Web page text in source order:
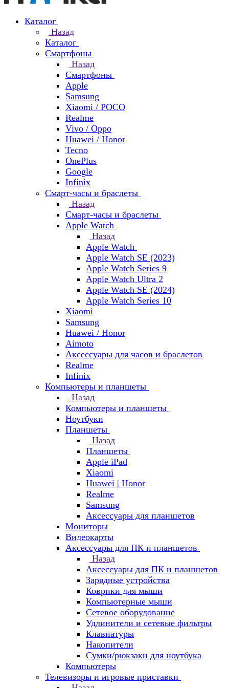
Каталог
Назад
Каталог
Смартфоны
Назад
Смартфоны
Apple
Samsung
Xiaomi / POCO
Realme
Vivo / Oppo
Huawei / Honor
Tecno
OnePlus
Google
Infinix
Смарт-часы и браслеты
Назад
Смарт-часы и браслеты
Apple Watch
Назад
Apple Watch
Apple Watch SE (2023)
Apple Watch Series 9
Apple Watch Ultra 2
Apple Watch SE (2024)
Apple Watch Series 10
Xiaomi
Samsung
Huawei / Honor
Aimoto
Аксессуары для часов и браслетов
Realme
Infinix
Компьютеры и планшеты
Назад
Компьютеры и планшеты
Ноутбуки
Планшеты
Назад
Планшеты
Apple iPad
Xiaomi
Huawei | Honor
Realme
Samsung
Аксессуары для планшетов
Мониторы
Видеокарты
Аксессуары для ПК и планшетов
Назад
Аксессуары для ПК и планшетов
Зарядные устройства
Коврики для мыши
Компьютерные мыши
Сетевое оборудование
Удлинители и сетевые фильтры
Клавиатуры
Накопители
Сумки/рюкзаки для ноутбука
Компьютеры
Телевизоры и игровые приставки